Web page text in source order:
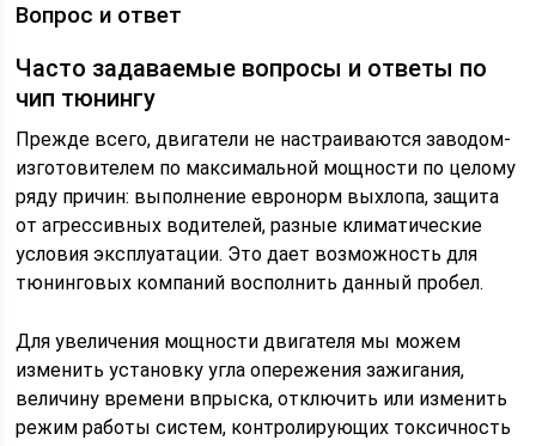
Вопрос и ответ
Часто задаваемые вопросы и ответы по
чип тюнингу
Прежде всего, двигатели не настраиваются заводом-
изготовителем по максимальной мощности по целому
ряду причин: выполнение евронорм выхлопа, защита
от агрессивных водителей, разные климатические
условия эксплуатации. Это дает возможность для
тюнинговых компаний восполнить данный пробел.
Для увеличения мощности двигателя мы можем
изменить установку угла опережения зажигания,
величину времени впрыска, отключить или изменить
режим работы систем, контролирующих токсичность